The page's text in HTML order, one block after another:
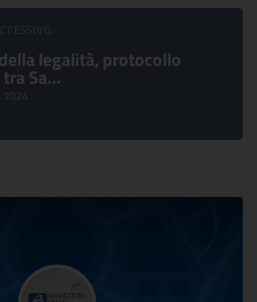
legalità, protocollo
Sa...
2024